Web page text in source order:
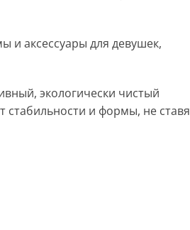
и аксессуары для девушек,
экологически чистый
и формы, не ставя